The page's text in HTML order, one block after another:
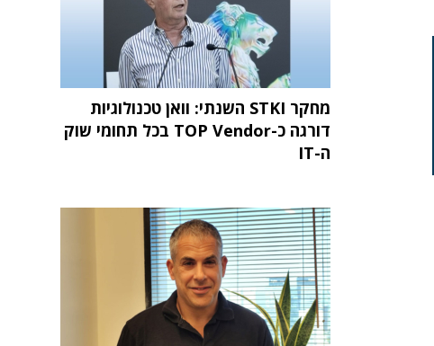
מחקר STKI השנתי: וואן טכנולוגיות
דורגה כ-TOP Vendor בכל תחומי שוק
ה-IT